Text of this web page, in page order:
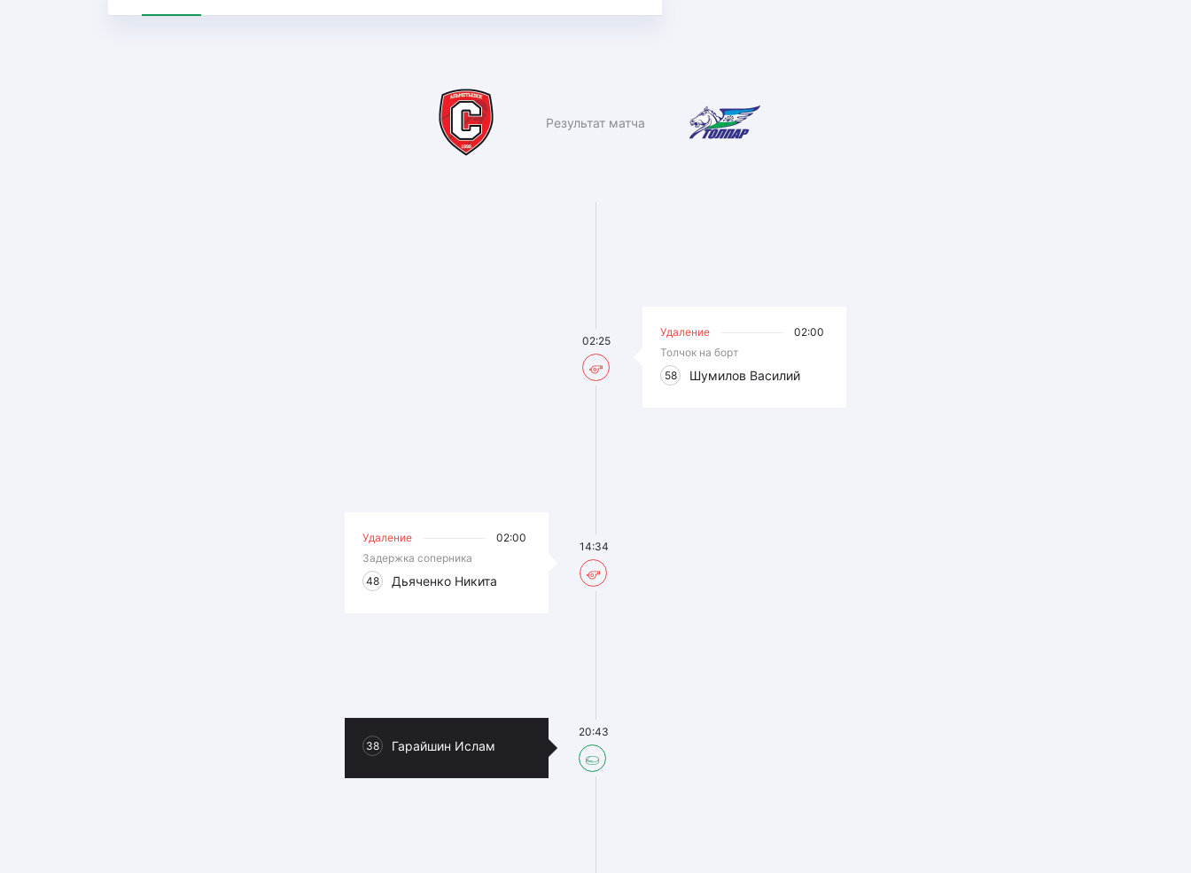
Результат матча
Удаление
02:00
Толчок на борт
58
Шумилов Василий
02:25
Удаление
02:00
Задержка соперника
48
Дьяченко Никита
14:34
38 Гарайшин Ислам
20:43